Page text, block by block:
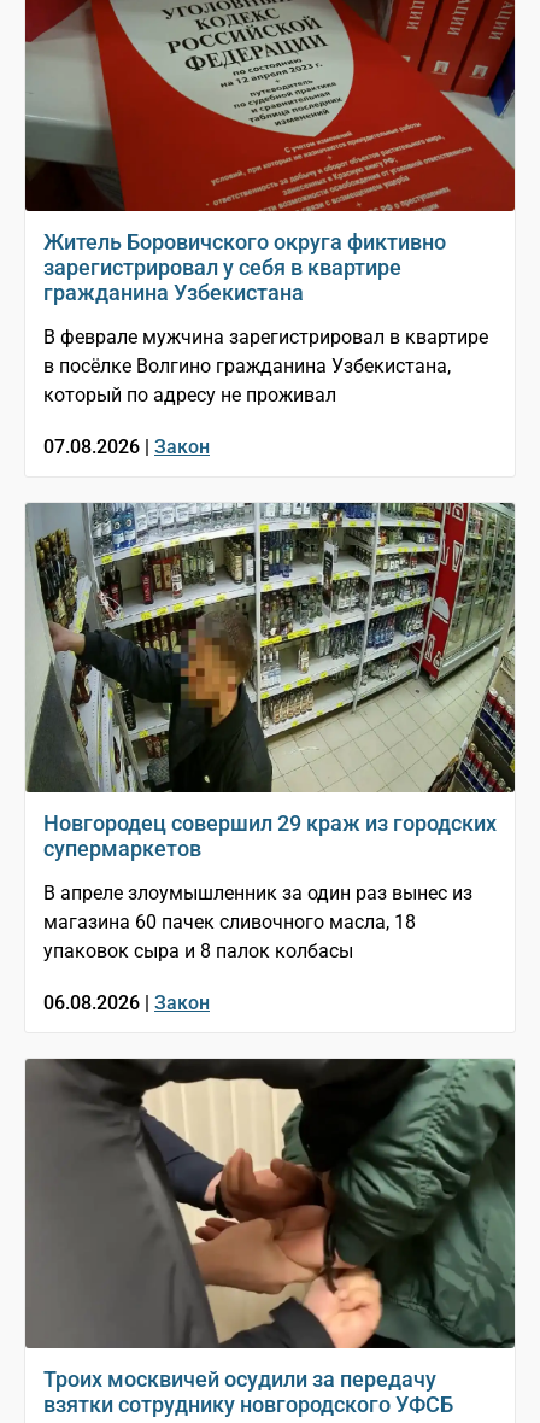
Житель Боровичского округа фиктивно
зарегистрировал у себя в квартире
гражданина Узбекистана
В феврале мужчина зарегистрировал в квартире
в посёлке Волгино гражданина Узбекистана,
который по адресу не проживал
07.08.2026 | Закон
Новгородец совершил 29 краж из городских
супермаркетов
В апреле злоумышленник за один раз вынес из
магазина 60 пачек сливочного масла, 18
упаковок сыра и 8 палок колбасы
06.08.2026 | Закон
Троих москвичей осудили за передачу
взятки сотруднику новгородского УФСБ